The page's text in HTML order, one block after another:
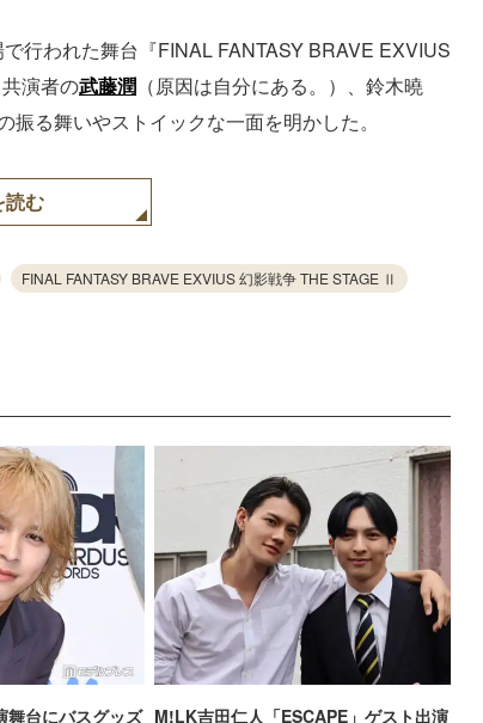
行われた舞台『FINAL FANTASY BRAVE EXVIUS
演者の武藤潤 （原因は⾃分にある。）、鈴木曉
振る舞いやストイックな一面を明かした。
読む
FINAL FANTASY BRAVE EXVIUS 幻影戦争 THE STAGE Ⅱ
舞台にバスグッズ M!LK吉田仁人「ESCAPE」ゲスト出演